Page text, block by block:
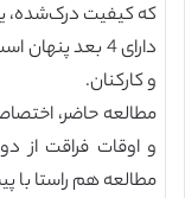
که کیفیت درک‌شده،
دارای 4 بعد
و کارکنان.
مطالعه حاضر،
و اوقات فراقت از
مطالعه هم راستا با